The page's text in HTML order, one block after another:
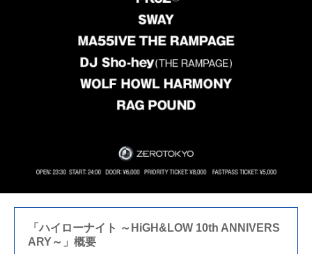
「ハイローナイト ～HiGH&LOW 10th ANNIVERS
ARY～」概要